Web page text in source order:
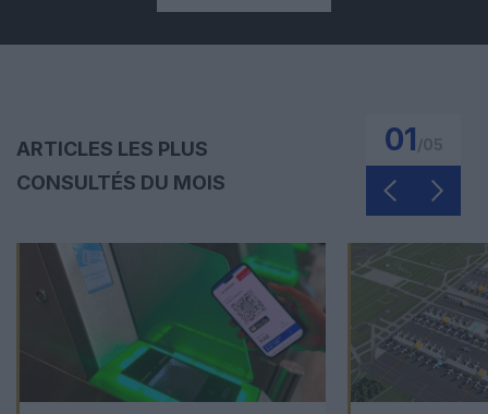
ARTICLES LES PLUS
CONSULTÉS DU MOIS
01